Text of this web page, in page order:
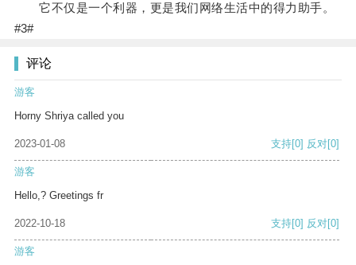
它不仅是一个利器，更是我们网络生活中的得力助手。
#3#
评论
游客
Horny Shriya called you
2023-01-08 支持[0] 反对[0]
游客
Hello,? Greetings fr
2022-10-18 支持[0] 反对[0]
游客